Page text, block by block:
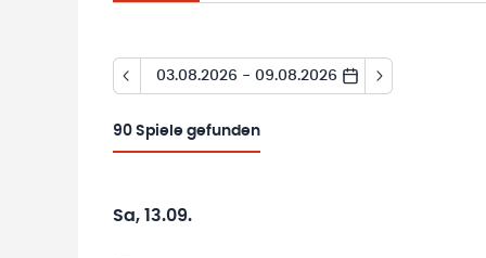
03.08.2026 - 09.08.2026
90 Spiele gefunden
Sa, 13.09.